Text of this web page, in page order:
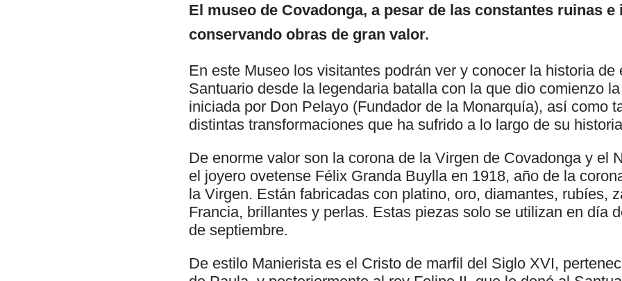
El museo de Covadonga, a pesar de las constantes ruinas
conservando obras de gran valor.
En este Museo los visitantes podrán ver y conocer la historia de
Santuario desde la legendaria batalla con la que dio comienzo
iniciada por Don Pelayo (Fundador de la Monarquía), así como
distintas transformaciones que ha sufrido a lo largo de su
De enorme valor son la corona de la Virgen de Covadonga y el
el joyero ovetense Félix Granda Buylla en 1918, año de la
la Virgen. Están fabricadas con platino, oro, diamantes, rubíes,
Francia, brillantes y perlas. Estas piezas solo se utilizan en día
de septiembre.
De estilo Manierista es el Cristo de marfil del Siglo XVI,